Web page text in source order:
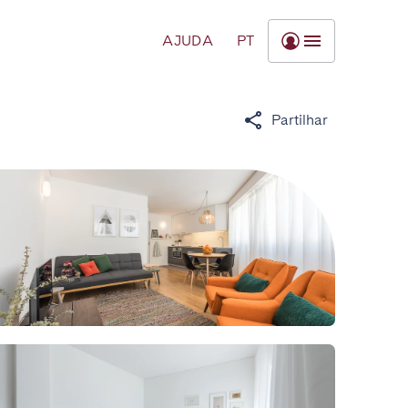
AJUDA PT
Partilhar